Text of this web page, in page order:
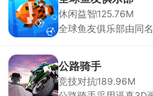
休闲益智125.76M
全球鱼友俱乐部由同
考，你只需要钓起各
锁图鉴，还能让同种
多鱼缸主题任你挑选
公路骑手
竞技对抗189.96M